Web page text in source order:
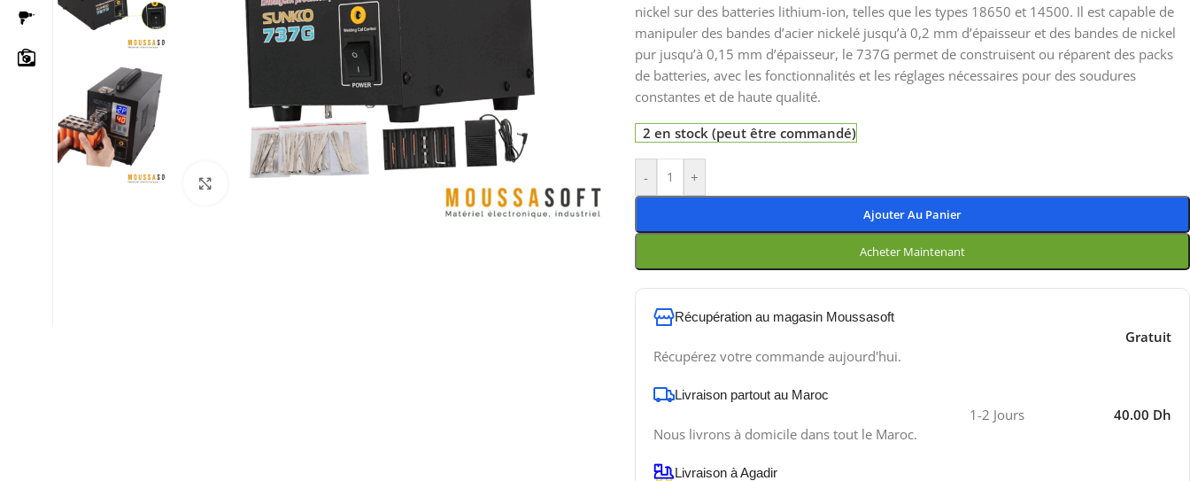
05 25 62 62 25
Cliquez pour agrandir
nickel sur des batteries lithium-ion, telles que les types 18650 et 14500. Il est capable de
manipuler des bandes d’acier nickelé jusqu’à 0,2 mm d’épaisseur et des bandes de nickel
pur jusqu’à 0,15 mm d’épaisseur, le 737G permet de construisent ou réparent des packs
de batteries, avec les fonctionnalités et les réglages nécessaires pour des soudures
constantes et de haute qualité.
2 en stock (peut être commandé)
- +
Ajouter Au Panier
Acheter Maintenant
Récupération au magasin Moussasoft
Récupérez votre commande aujourd'hui.
Gratuit
Livraison partout au Maroc
Nous livrons à domicile dans tout le Maroc.
1-2 Jours 40.00 Dh
Livraison à Agadir